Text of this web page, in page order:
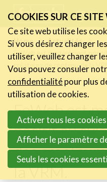
links
Jump
to
navigation
Jump
main
content
FR NL
Home
Actualités
FeWeb est modérément
créateurs de contenu de la
FeWeb est
positif au
des créateurs
la VRM.
COOKIES SUR CE SITE
Ce site web utilise les
Si vous désirez changer
utiliser, veuillez changer
Vous pouvez consuler
confidentialitépour plus
utilisation de cookies.
Activer tous les cookies
Afficher le paramètre
Seuls les cookies